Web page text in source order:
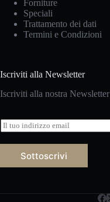
Forniture
Speciali
Trattamento dei dati
Termini e Condizioni
Iscriviti alla Newsletter
Iscriviti alla nostra Newsletter
E
m
a
Sottoscrivi